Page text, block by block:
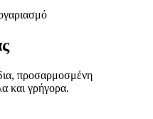
προσαρμοσμένη
και γρήγορα.